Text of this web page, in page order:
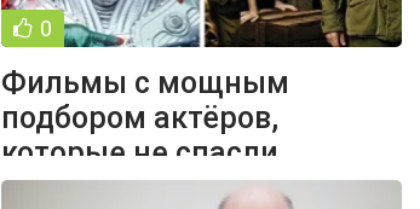
0
Фильмы с мощным
подбором актёров,
которые не спасли
ситуацию (15 фото)